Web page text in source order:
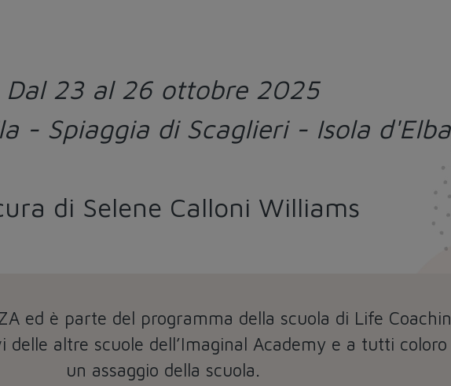
Dal 23 al 26 ottobre 2025
- Spiaggia di Scaglieri - Isola d'Elba
di Selene Calloni Williams
ed è parte del programma della scuola di Life
delle altre scuole dell’Imaginal Academy e a tutti
un assaggio della scuola.